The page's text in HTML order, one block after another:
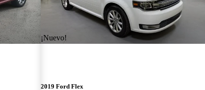
¡Nuevo!
2019 Ford Flex